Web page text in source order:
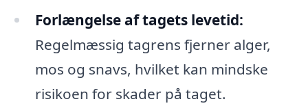
Forlængelse af tagets levetid:
Regelmæssig tagrens fjerner alger,
mos og snavs, hvilket kan mindske
risikoen for skader på taget.